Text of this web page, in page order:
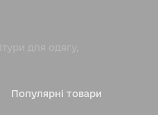
для одягу,
Популярні товари